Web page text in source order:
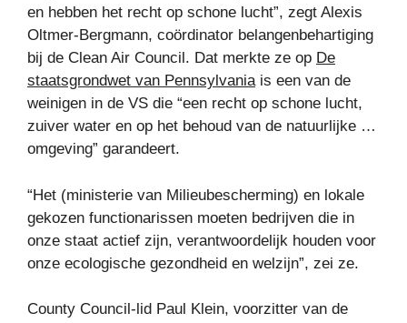
en hebben het recht op schone lucht”, zegt Alexis
Oltmer-Bergmann, coördinator belangenbehartiging
bij de Clean Air Council. Dat merkte ze op De
staatsgrondwet van Pennsylvaniais een van de
weinigen in de VS die “een recht op schone lucht,
zuiver water en op het behoud van de natuurlijke …
omgeving” garandeert.
“Het (ministerie van Milieubescherming) en lokale
gekozen functionarissen moeten bedrijven die in
onze staat actief zijn, verantwoordelijk houden voor
onze ecologische gezondheid en welzijn”, zei ze.
County Council-lid Paul Klein, voorzitter van de